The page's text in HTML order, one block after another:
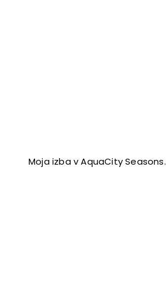
Moja izba v AquaCity Seasons.